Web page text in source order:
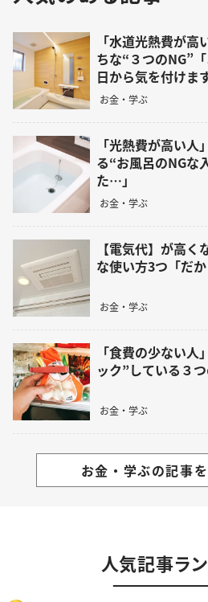
「水道光熱費が
ちな“３つのNG”
日から気を付けま
お金・学ぶ
「光熱費が高い
る“お風呂のNG
た…」
お金・学ぶ
【電気代】が高
な使い方3つ「だ
お金・学ぶ
「食費の少ない
ック”している３
お金・学ぶ
お金・学ぶの記事
人気記事ラ